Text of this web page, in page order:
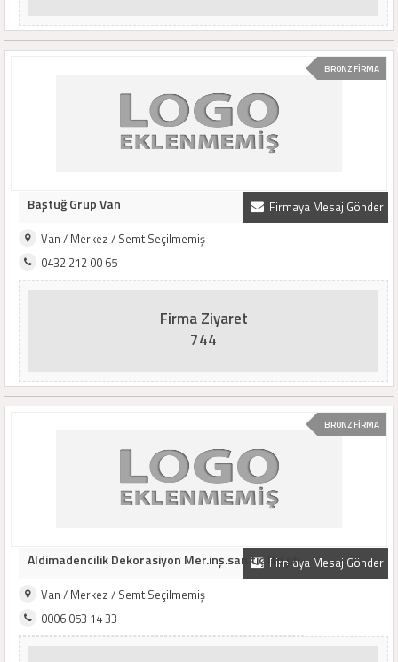
BRONZ FİRMA
Firmaya Mesaj Gönder
Baştuğ Grup Van
Van / Merkez / Semt Seçilmemiş
0432 212 00 65
Firma Ziyaret
744
BRONZ FİRMA
Firmaya Mesaj Gönder
Aldimadencilik Dekorasiyon Mer.inş.san.tiç.ltd.şti
Van / Merkez / Semt Seçilmemiş
0006 053 14 33